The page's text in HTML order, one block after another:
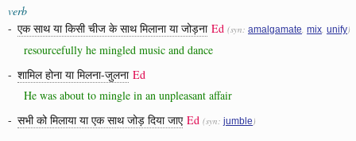
verb
- एक साथ या किसी चीज के साथ मिलाना या जोड़ना Ed (syn: amalgamate mix unify)
resourcefully he mingled music and dance
- शामिल होना या मिलना-जुलना Ed
He was about to mingle in an unpleasant affair
- सभी को मिलाया या एक साथ जोड़ दिया जाए Ed (syn: jumble )